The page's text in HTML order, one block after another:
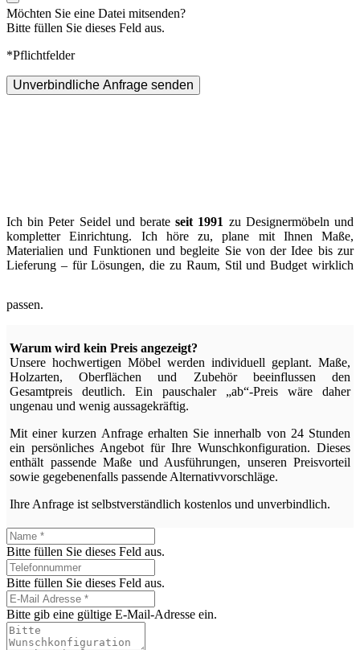
Möchten Sie eine Datei mitsenden?
Bitte füllen Sie dieses Feld aus.
*Pflichtfelder
Unverbindliche Anfrage senden
Ich bin Peter Seidel und berateseit 1991 zu Designermöbeln und
kompletter Einrichtung. Ich höre zu, plane mit Ihnen Maße,
Materialien und Funktionen und begleite Sie von der Idee bis zur
Lieferung – für Lösungen, die zu Raum, Stil und Budget wirklich
passen.
Warum wird kein Preis angezeigt?
Unsere hochwertigen Möbel werden individuell geplant. Maße,
Holzarten, Oberflächen und Zubehör beeinflussen den
Gesamtpreis deutlich. Ein pauschaler „ab“-Preis wäre daher
ungenau und wenig aussagekräftig.
Mit einer kurzen Anfrage erhalten Sie innerhalb von 24 Stunden
ein persönliches Angebot für Ihre Wunschkonfiguration. Dieses
enthält passende Maße und Ausführungen, unseren Preisvorteil
sowie gegebenenfalls passende Alternativvorschläge.
Ihre Anfrage ist selbstverständlich kostenlos und unverbindlich.
Bitte füllen Sie dieses Feld aus.
Bitte füllen Sie dieses Feld aus.
Bitte gib eine gültige E-Mail-Adresse ein.